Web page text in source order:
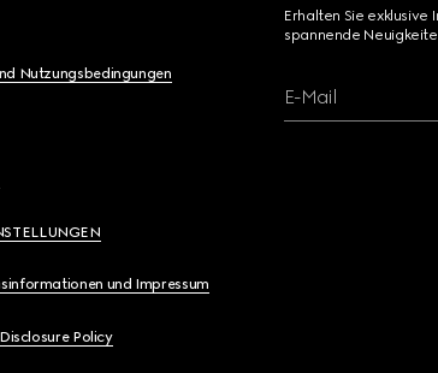
Nutzungsbedingungen
und Impressum
Policy
Erhalten Sie
spannende
E-Mail